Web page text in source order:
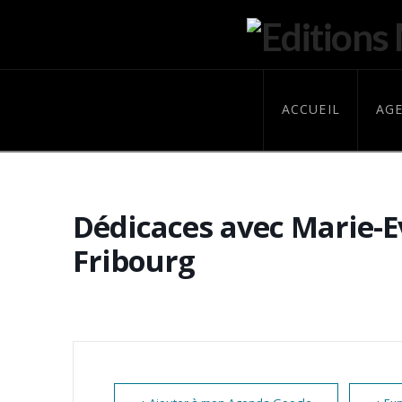
ACCUEIL
Dédicaces avec Marie-
Fribourg